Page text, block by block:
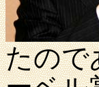
たので